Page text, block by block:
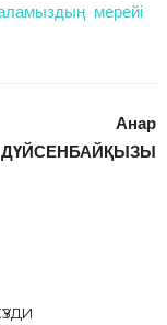
мерейі
Анар
ДҮЙСЕНБАЙҚЫЗЫ